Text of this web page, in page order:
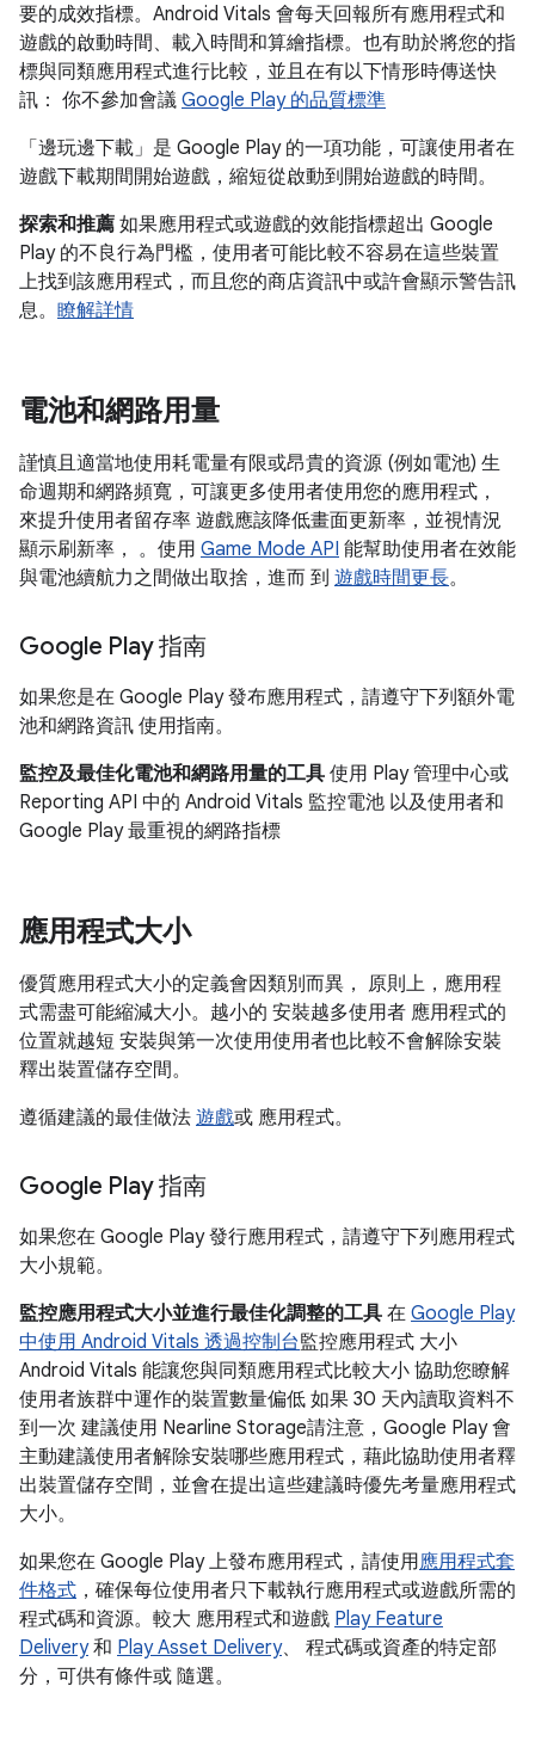
要的成效指標。Android Vitals 會每天回報所有應用程式和
遊戲的啟動時間、載入時間和算繪指標。也有助於將您的指
標與同類應用程式進行比較，並且在有以下情形時傳送快
訊： 你不參加會議 Google Play 的品質標準
「邊玩邊下載」 是 Google Play 的一項功能，可讓使用者在
遊戲下載期間開始遊戲，縮短從啟動到開始遊戲的時間。
探索和推薦 如果應用程式或遊戲的效能指標超出 Google
Play 的不良行為門檻，使用者可能比較不容易在這些裝置
上找到該應用程式，而且您的商店資訊中或許會顯示警告訊
息。 瞭解詳情
電池和網路用量
謹慎且適當地使用耗電量有限或昂貴的資源 (例如電池) 生
命週期和網路頻寬，可讓更多使用者使用您的應用程式，
來提升使用者留存率 遊戲應該降低畫面更新率，並視情況
顯示刷新率， 。使用 Game Mode API 能幫助使用者在效能
與電池續航力之間做出取捨，進而 到 遊戲時間更長。
Google Play 指南
如果您是在 Google Play 發布應用程式，請遵守下列額外電
池和網路資訊 使用指南。
監控及最佳化電池和網路用量的工具 使用 Play 管理中心或
Reporting API 中的 Android Vitals 監控電池 以及使用者和
Google Play 最重視的網路指標
應用程式大小
優質應用程式大小的定義會因類別而異， 原則上，應用程
式需盡可能縮減大小。越小的 安裝越多使用者 應用程式的
位置就越短 安裝與第一次使用使用者也比較不會解除安裝
釋出裝置儲存空間。
遵循建議的最佳做法 遊戲或 應用程式。
Google Play 指南
如果您在 Google Play 發行應用程式，請遵守下列應用程式
大小規範。
監控應用程式大小並進行最佳化調整的工具 在 Google Play
中使用 Android Vitals 透過控制台監控應用程式 大小
Android Vitals 能讓您與同類應用程式比較大小 協助您瞭解
使用者族群中運作的裝置數量偏低 如果 30 天內讀取資料不
到一次 建議使用 Nearline Storage請注意，Google Play 會
主動建議使用者解除安裝哪些應用程式，藉此協助使用者釋
出裝置儲存空間，並會在提出這些建議時優先考量應用程式
大小。
如果您在 Google Play 上發布應用程式，請使用應用程式套
件格式 ，確保每位使用者只下載執行應用程式或遊戲所需的
程式碼和資源。較大 應用程式和遊戲 Play Feature
Delivery和 Play Asset Delivery、 程式碼或資產的特定部
分，可供有條件或 隨選。